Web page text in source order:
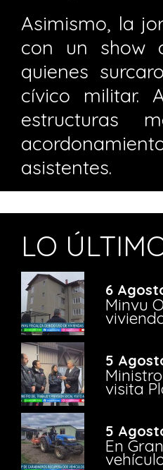
Asimismo, la
con un show
quienes
cívico militar.
estructuras
asistentes.
LO
6
Minvu
5
visita
5
En